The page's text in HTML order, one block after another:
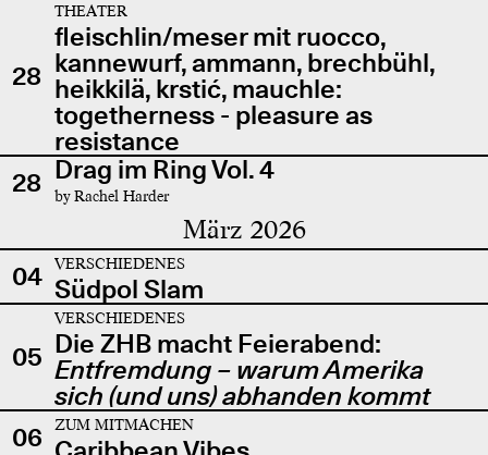
28
THEATER
fleischlin/meser mit ruocco,
kannewurf, ammann, brechbühl,
heikkilä, krstić, mauchle:
togetherness - pleasure as
resistance
28 Drag im Ring Vol. 4
by Rachel Harder
März 2026
04 VERSCHIEDENES
Südpol Slam
05
VERSCHIEDENES
Die ZHB macht Feierabend:
Entfremdung – warum Amerika
sich (und uns) abhanden kommt
06
ZUM MITMACHEN